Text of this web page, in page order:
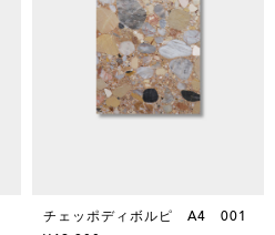
チェッポディボルピ A4 001